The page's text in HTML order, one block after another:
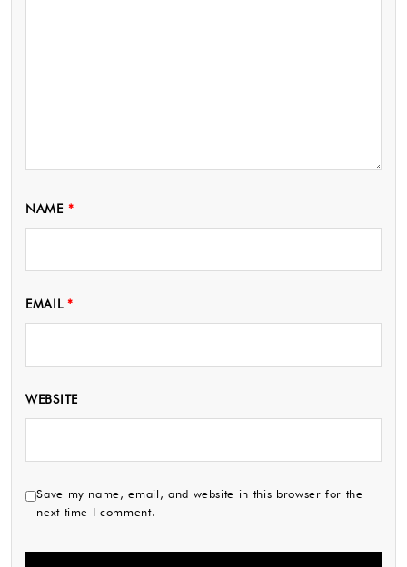
NAME *
EMAIL*
WEBSITE
Save my name, email, and website in this browser for the
next time I comment.